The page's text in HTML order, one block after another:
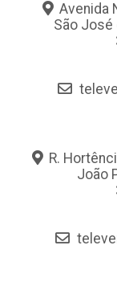
Avenida
São José
R.
João